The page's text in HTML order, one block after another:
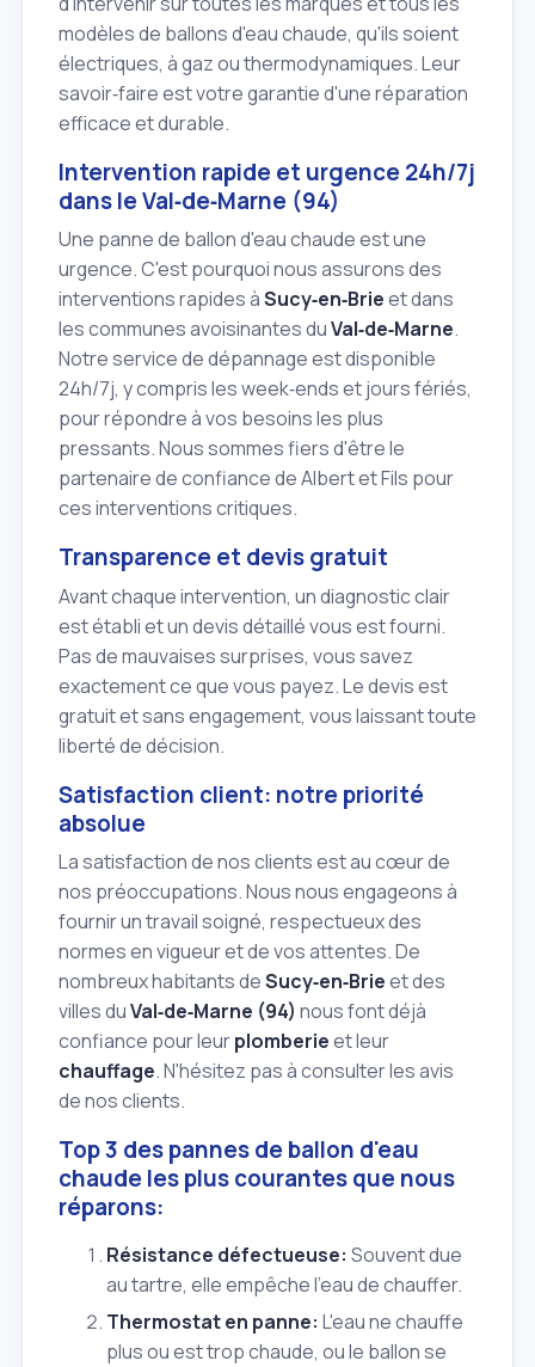
modèles de ballons d'eau chaude, qu'ils soient
électriques, à gaz ou thermodynamiques. Leur
savoir‑faire est votre garantie d'une réparation
efficace et durable.
Intervention rapide et urgence 24h/7j
dans le Val‑de‑Marne (94)
Une panne de ballon d'eau chaude est une
urgence. C'est pourquoi nous assurons des
interventions rapides àSucy‑en‑Brieet dans
les communes avoisinantes duVal‑de‑Marne.
Notre service de dépannage est disponible
24h/7j, y compris les week‑ends et jours fériés,
pour répondre à vos besoins les plus
pressants. Nous sommes fiers d'être le
partenaire de confiance de Albert et Fils pour
ces interventions critiques.
Transparence et devis gratuit
Avant chaque intervention, un diagnostic clair
est établi et un devis détaillé vous est fourni.
Pas de mauvaises surprises, vous savez
exactement ce que vous payez. Le devis est
gratuit et sans engagement, vous laissant toute
liberté de décision.
Satisfaction client: notre priorité
absolue
La satisfaction de nos clients est au cœur de
nos préoccupations. Nous nous engageons à
fournir un travail soigné, respectueux des
normes en vigueur et de vos attentes. De
nombreux habitants deSucy‑en‑Brieet des
villes duVal‑de‑Marne (94) nous font déjà
confiance pour leurplomberieet leur
chauffage. N'hésitez pas à consulter les avis
de nos clients.
Top 3 des pannes de ballon d'eau
chaude les plus courantes que nous
réparons:
Résistance défectueuse: Souvent due
au tartre, elle empêche l'eau de chauffer.
Thermostat en panne: L'eau ne chauffe
plus ou est trop chaude, ou le ballon se